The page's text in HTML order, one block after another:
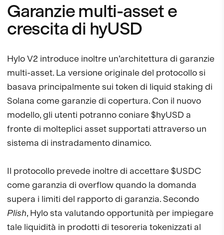
Garanzie multi-asset e
crescita di hyUSD
Hylo V2 introduce inoltre un’architettura di garanzie
multi-asset. La versione originale del protocollo si
basava principalmente sui token di liquid staking di
Solana come garanzie di copertura. Con il nuovo
modello, gli utenti potranno coniare $hyUSD a
fronte di molteplici asset supportati attraverso un
sistema di instradamento dinamico.
Il protocollo prevede inoltre di accettare $USDC
come garanzia di overflow quando la domanda
supera i limiti del rapporto di garanzia. Secondo
Plish, Hylo sta valutando opportunità per impiegare
tale liquidità in prodotti di tesoreria tokenizzati al